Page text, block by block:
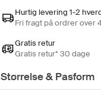
Hurtig levering 1-2
Fri fragt på ordrer over
Gratis retur
Gratis retur* 30 dage
Størrelse & Pasform